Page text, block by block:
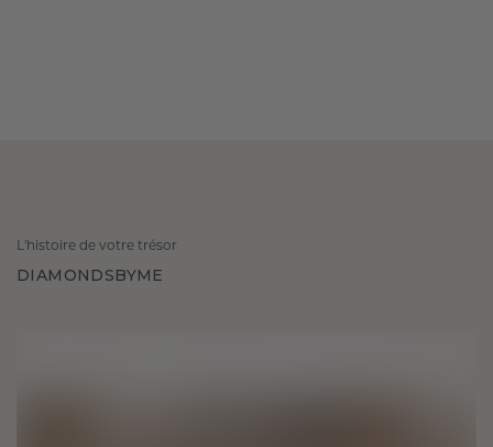
L'histoire de votre trésor
DIAMONDSBYME